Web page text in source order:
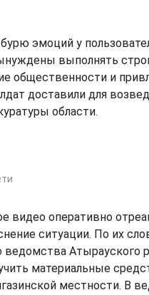
эмоций у
выполнять
общественности и
доставили для
области.
видео оперативно
ситуации. По их
ведомства Атырауского
материальные
местности. В